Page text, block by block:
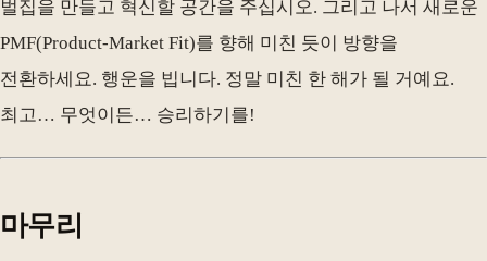
벌집을 만들고 혁신할 공간을 주십시오. 그리고 나서 새로운
PMF(Product-Market Fit)를 향해 미친 듯이 방향을
전환하세요. 행운을 빕니다. 정말 미친 한 해가 될 거예요.
최고… 무엇이든… 승리하기를!
마무리